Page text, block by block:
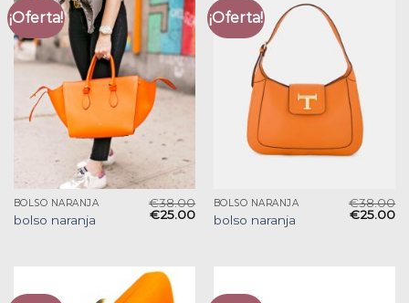
¡Oferta!
BOLSO NARANJA
bolso naranja
€38.00
€25.00
¡Oferta!
BOLSO NARANJA
bolso naranja
€38.00
€25.00